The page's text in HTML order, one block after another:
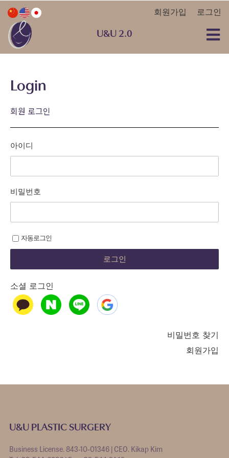
회원가입 로그인
U&U 2.0
Login
회원 로그인
아이디
비밀번호
자동로그인
소셜 로그인
비밀번호 찾기
회원가입
U&U PLASTIC SURGERY
Business License. 843-10-01346 | CEO. Kikap Kim